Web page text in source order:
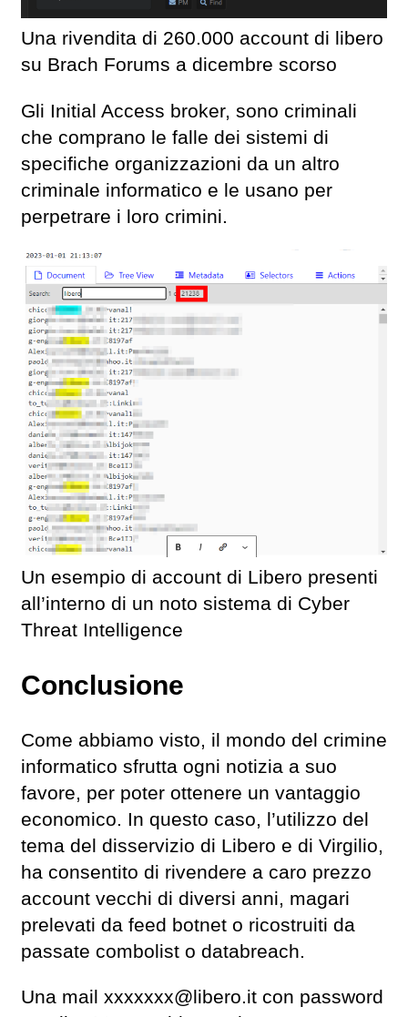
Una rivendita di 260.000 account di libero
su Brach Forums a dicembre scorso
Gli Initial Access broker, sono criminali
che comprano le falle dei sistemi di
specifiche organizzazioni da un altro
criminale informatico e le usano per
perpetrare i loro crimini.
Un esempio di account di Libero presenti
all’interno di un noto sistema di Cyber
Threat Intelligence
Conclusione
Come abbiamo visto, il mondo del crimine
informatico sfrutta ogni notizia a suo
favore, per poter ottenere un vantaggio
economico. In questo caso, l’utilizzo del
tema del disservizio di Libero e di Virgilio,
ha consentito di rivendere a caro prezzo
account vecchi di diversi anni, magari
prelevati da feed botnet o ricostruiti da
passate combolist o databreach.
Una mail xxxxxxx@libero.it con password